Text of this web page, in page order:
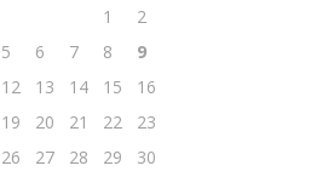
1
2
5 6 7 8
9
12 13 14 15
16
19 20 21 22
23
26 27 28 29
30